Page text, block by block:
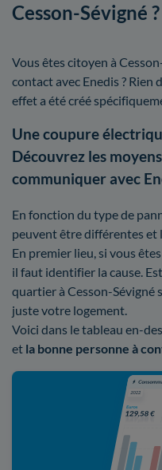
Cesson-Sévigné ?
Vous êtes citoyen à
contact avec Enedis ? Rien
effet a été créé
Une coupure
Découvrez les
communiquer avec
En fonction du type de
peuvent être différentes et
En premier lieu, si vous
il faut identifier la cause.
quartier à Cesson-Sévigné
juste votre logement.
Voici dans le tableau en-
et la bonne personne à